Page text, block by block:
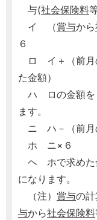
与(社会保険料
イ （賞与から
６
ロ イ＋（前月
た金額）
ハ ロの金額を
ます。
ニ ハ－（前月
ホ ニ×６
ヘ ホで求めた
になります。
（注） 賞与の計
与から社会保険料